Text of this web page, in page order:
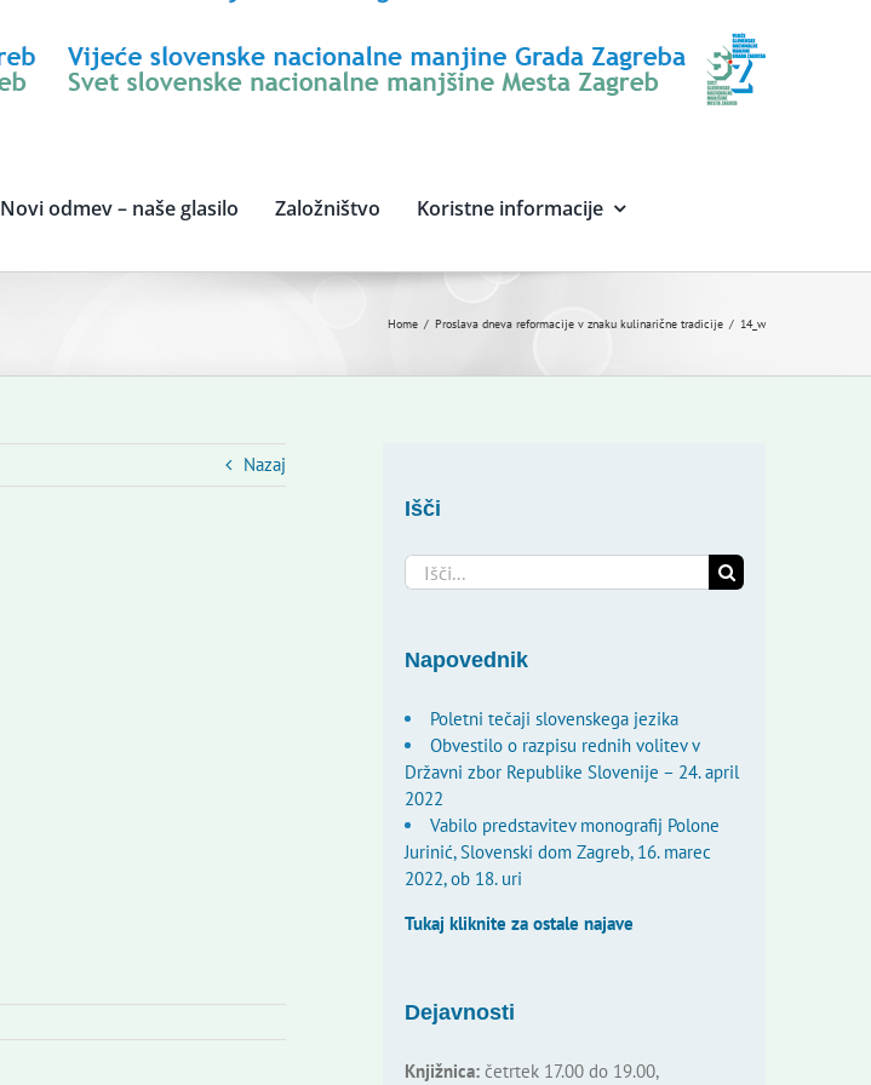
Novi odmev – naše glasilo Založništvo Koristne informacije
Home Proslava dneva reformacije v znaku kulinarične tradicije 14_w
Nazaj
Išči
Search
for:
Napovednik
Poletni tečaji slovenskega jezika
Obvestilo o razpisu rednih volitev v
Državni zbor Republike Slovenije – 24. april
2022
Vabilo predstavitev monografij Polone
Jurinić, Slovenski dom Zagreb, 16. marec
2022, ob 18. uri
Tukaj kliknite za ostale najave
Dejavnosti
Knjižnica:četrtek 17.00 do 19.00,